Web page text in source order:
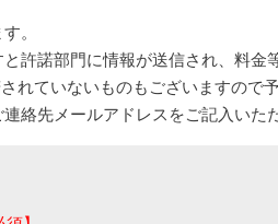
。
許諾部門に情報が送信され、料金
れていないものもございますので
絡先メールアドレスをご記入いた